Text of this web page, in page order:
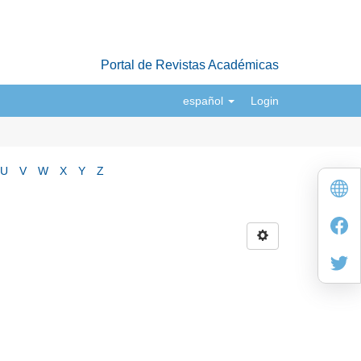
Portal de Revistas Académicas
español Login
U V W X Y Z